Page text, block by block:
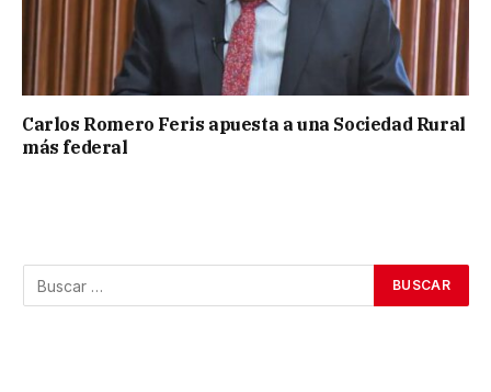
Carlos Romero Feris apuesta a una Sociedad Rural
más federal